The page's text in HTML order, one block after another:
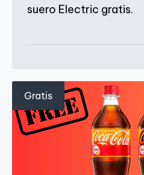
suero Electric gratis.
Gratis